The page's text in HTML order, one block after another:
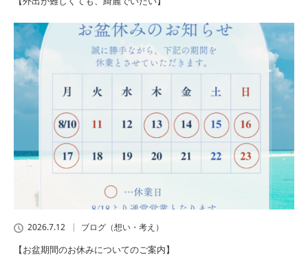
2026.7.12 ブログ（想い・考え）
【お盆期間のお休みについてのご案内】